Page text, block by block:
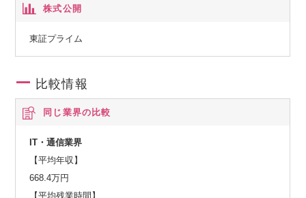
株式公開
東証プライム
比較情報
同じ業界の比較
IT・通信業界
【平均年収】
668.4万円
【平均残業時間】